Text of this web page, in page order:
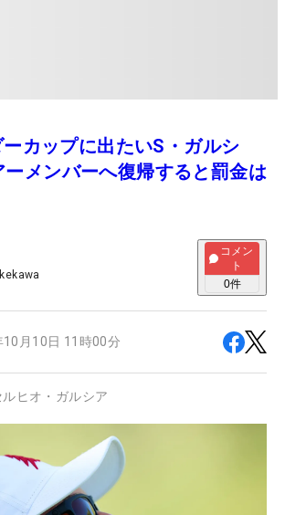
カップに出たいS・ガルシ
メンバーへ復帰すると罰金は
コメン
ト
0件
10月10日 11時00分
ルヒオ・ガルシア